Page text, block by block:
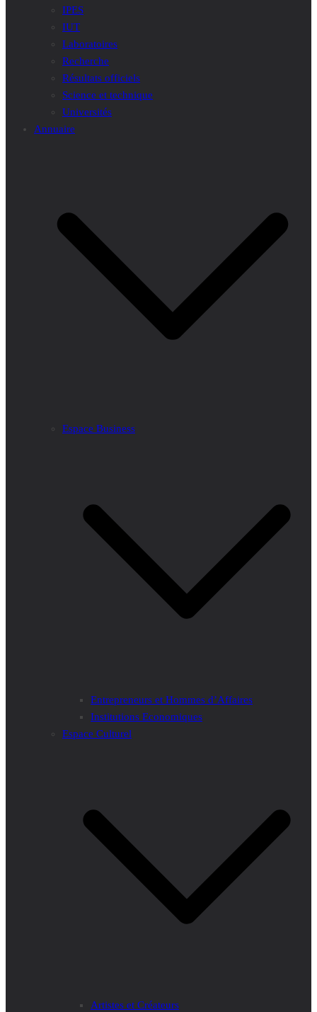
IPES
IUT
Laboratoires
Recherche
Résultats officiels
Science et technique
Universités
Annuaire
Espace Business
Entrepreneurs et Hommes d’Affaires
Institutions Economiques
Espace Culturel
Artistes et Créateurs